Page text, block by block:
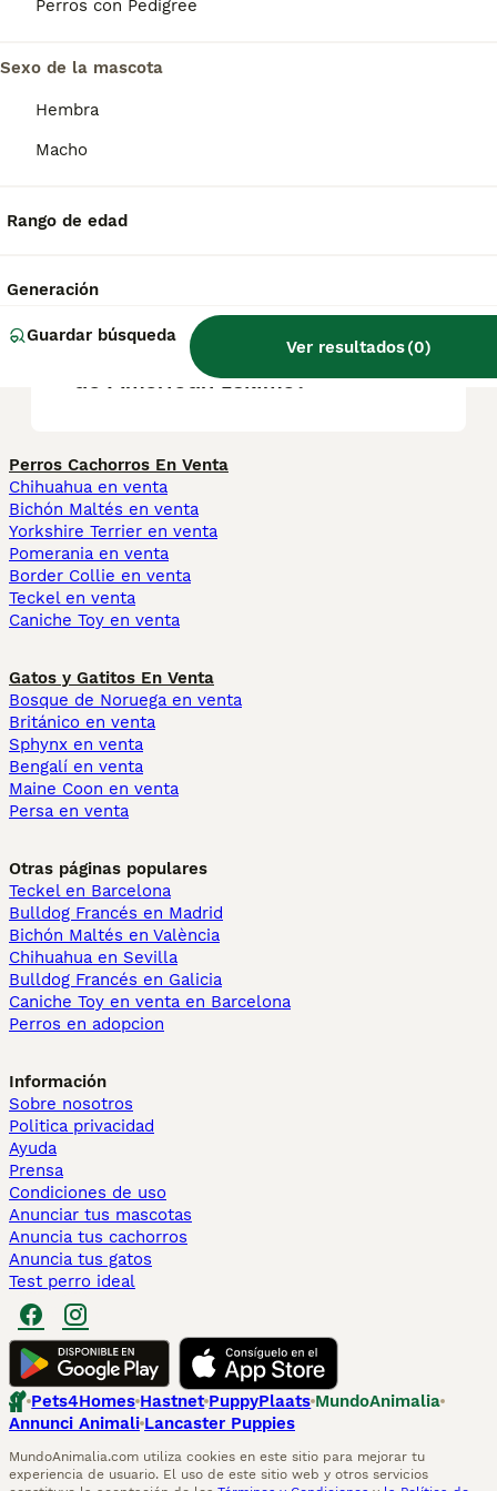
Perros con Pedigree
Sexo de la mascota
Hembra
Macho
Rango de edad
Generación
Guardar búsqueda
Ver resultados(0)
¿Qué tamaño tiene un perro
¿Qué tamaño alcanzan los
¿Cómo cuidar a un cachorro
de American Eskimo?
Perros Cachorros En Venta
Chihuahua en venta
Bichón Maltés en venta
Yorkshire Terrier en venta
Pomerania en venta
Border Collie en venta
Teckel en venta
Caniche Toy en venta
Gatos y Gatitos En Venta
Bosque de Noruega en venta
Británico en venta
Sphynx en venta
Bengalí en venta
Maine Coon en venta
Persa en venta
Otras páginas populares
Teckel en Barcelona
Bulldog Francés en Madrid
Bichón Maltés en València
Chihuahua en Sevilla
Bulldog Francés en Galicia
Caniche Toy en venta en Barcelona
Perros en adopcion
Información
Sobre nosotros
Politica privacidad
Ayuda
Prensa
Condiciones de uso
Anunciar tus mascotas
Anuncia tus cachorros
Anuncia tus gatos
Test perro ideal
Pets4Homes Hastnet PuppyPlaats MundoAnimalia
Annunci Animali Lancaster Puppies
MundoAnimalia.com utiliza cookies en este sitio para mejorar tu
experiencia de usuario. El uso de este sitio web y otros servicios